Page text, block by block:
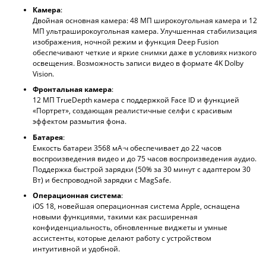
Камера:
Двойная основная камера: 48 МП широкоугольная камера и 12
МП ультраширокоугольная камера. Улучшенная стабилизация
изображения, ночной режим и функция Deep Fusion
обеспечивают четкие и яркие снимки даже в условиях низкого
освещения. Возможность записи видео в формате 4K Dolby
Vision.
Фронтальная камера:
12 МП TrueDepth камера с поддержкой Face ID и функцией
«Портрет», создающая реалистичные селфи с красивым
эффектом размытия фона.
Батарея:
Емкость батареи 3568 мА·ч обеспечивает до 22 часов
воспроизведения видео и до 75 часов воспроизведения аудио.
Поддержка быстрой зарядки (50% за 30 минут с адаптером 30
Вт) и беспроводной зарядки с MagSafe.
Операционная система:
iOS 18, новейшая операционная система Apple, оснащена
новыми функциями, такими как расширенная
конфиденциальность, обновленные виджеты и умные
ассистенты, которые делают работу с устройством
интуитивной и удобной.